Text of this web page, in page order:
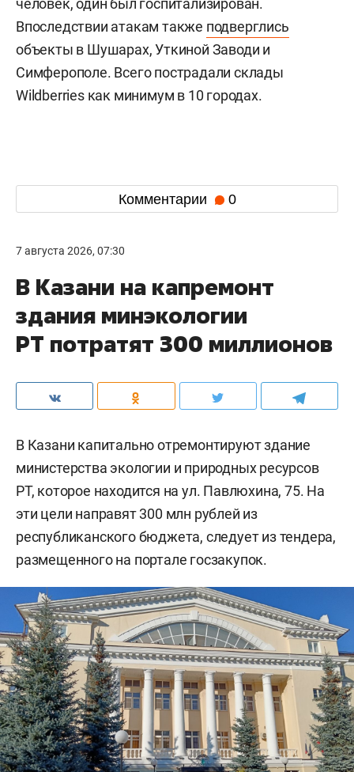
человек, один был госпитализирован.
Впоследствии атакам также подверглись
объекты в Шушарах, Уткиной Заводи и
Симферополе. Всего пострадали склады
Wildberries как минимум в 10 городах.
Комментарии 0
7 августа 2026, 07:30
В Казани на капремонт
здания минэкологии
РТ потратят 300 миллионов
В Казани капитально отремонтируют здание
министерства экологии и природных ресурсов
РТ, которое находится на ул. Павлюхина, 75. На
эти цели направят 300 млн рублей из
республиканского бюджета, следует из тендера,
размещенного на портале госзакупок.